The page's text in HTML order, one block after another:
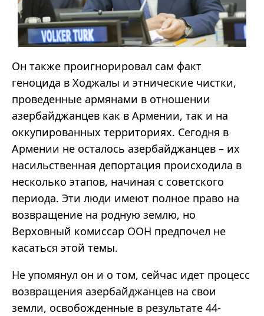
Он также проигнорировал сам факт
геноцида в Ходжалы и этнические чистки,
проведенные армянами в отношении
азербайджанцев как в Армении, так и на
оккупированных территориях. Сегодня в
Армении не осталось азербайджанцев – их
насильственная депортация происходила в
несколько этапов, начиная с советского
периода. Эти люди имеют полное право на
возвращение на родную землю, но
Верховный комиссар ООН предпочел не
касаться этой темы.
Не упомянул он и о том, сейчас идет процесс
возвращения азербайджанцев на свои
земли, освобожденные в результате 44-